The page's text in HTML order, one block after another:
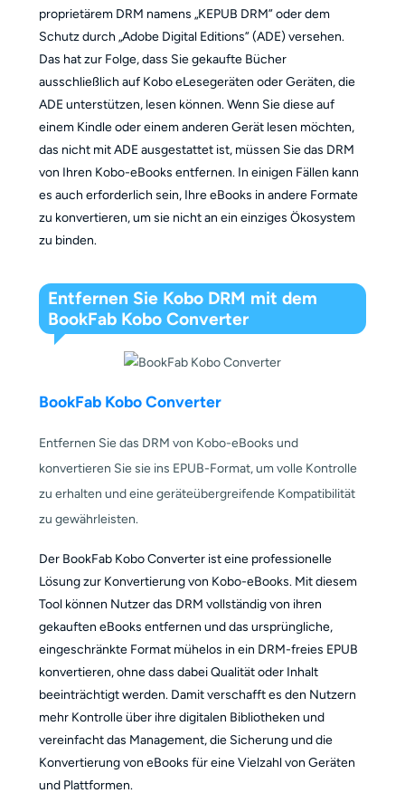
proprietärem DRM namens „KEPUB DRM” oder dem
Schutz durch „Adobe Digital Editions” (ADE) versehen.
Das hat zur Folge, dass Sie gekaufte Bücher
ausschließlich auf Kobo eLesegeräten oder Geräten, die
ADE unterstützen, lesen können. Wenn Sie diese auf
einem Kindle oder einem anderen Gerät lesen möchten,
das nicht mit ADE ausgestattet ist, müssen Sie das DRM
von Ihren Kobo-eBooks entfernen. In einigen Fällen kann
es auch erforderlich sein, Ihre eBooks in andere Formate
zu konvertieren, um sie nicht an ein einziges Ökosystem
zu binden.
Entfernen Sie Kobo DRM mit dem
BookFab Kobo Converter
BookFab Kobo Converter
Entfernen Sie das DRM von Kobo-eBooks und
konvertieren Sie sie ins EPUB-Format, um volle Kontrolle
zu erhalten und eine geräteübergreifende Kompatibilität
zu gewährleisten.
Der BookFab Kobo Converter ist eine professionelle
Lösung zur Konvertierung von Kobo-eBooks. Mit diesem
Tool können Nutzer das DRM vollständig von ihren
gekauften eBooks entfernen und das ursprüngliche,
eingeschränkte Format mühelos in ein DRM-freies EPUB
konvertieren, ohne dass dabei Qualität oder Inhalt
beeinträchtigt werden. Damit verschafft es den Nutzern
mehr Kontrolle über ihre digitalen Bibliotheken und
vereinfacht das Management, die Sicherung und die
Konvertierung von eBooks für eine Vielzahl von Geräten
und Plattformen.